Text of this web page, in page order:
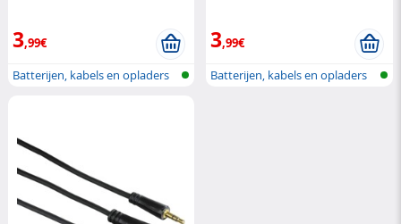
3,99€
Batterijen, kabels en opladers
3,99€
Batterijen, kabels en opladers